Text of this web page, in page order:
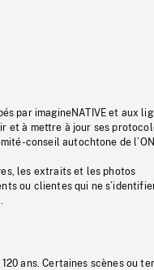
par imagineNATIVE et aux
et à mettre à jour ses
conseil autochtone de
les extraits et les photos
ou clientes qui ne
ans. Certaines scènes ou